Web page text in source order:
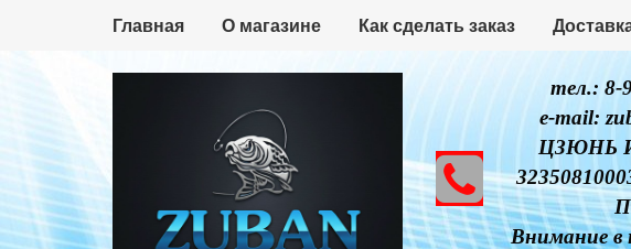
Главная О магазине Как сделать заказ
тел.: 8-
e-mail:
ЦЗЮНЬ
Внимание в